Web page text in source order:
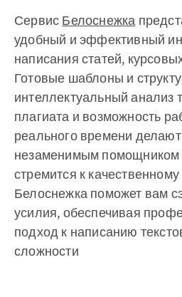
Сервис Белоснежка
удобный и эффективный
написания статей,
Готовые шаблоны и
интеллектуальный анализ
плагиата и возможность
реального времени делают
незаменимым помощником
стремится к
Белоснежка поможет вам
усилия, обеспечивая
подход к написанию
сложности